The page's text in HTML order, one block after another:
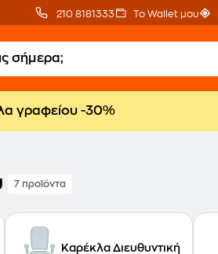
210 8181333 Το Wallet μου
γραφείου -30%
7 προϊόντα
Καρέκλα Διευθυντική